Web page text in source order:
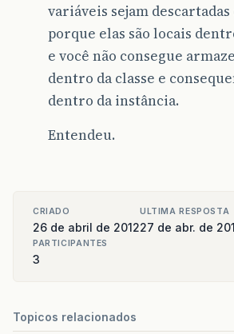
variáveis sejam
porque elas são locais
e você não consegue
dentro da classe e
dentro da instância.
Entendeu.
CRIADO
26 de abril de 2012
ULTIMA RESPOSTA
27 de abr. de
PARTICIPANTES
3
Topicos relacionados